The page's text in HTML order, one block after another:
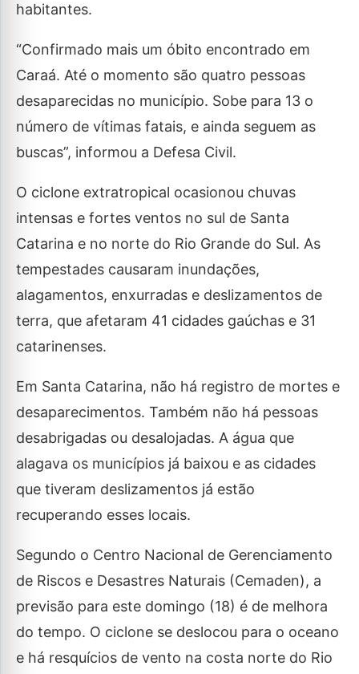
habitantes.
“Confirmado mais um óbito encontrado em
Caraá. Até o momento são quatro pessoas
desaparecidas no município. Sobe para 13 o
número de vítimas fatais, e ainda seguem as
buscas”, informou a Defesa Civil.
O ciclone extratropical ocasionou chuvas
intensas e fortes ventos no sul de Santa
Catarina e no norte do Rio Grande do Sul. As
tempestades causaram inundações,
alagamentos, enxurradas e deslizamentos de
terra, que afetaram 41 cidades gaúchas e 31
catarinenses.
Em Santa Catarina, não há registro de mortes e
desaparecimentos. Também não há pessoas
desabrigadas ou desalojadas. A água que
alagava os municípios já baixou e as cidades
que tiveram deslizamentos já estão
recuperando esses locais.
Segundo o Centro Nacional de Gerenciamento
de Riscos e Desastres Naturais (Cemaden), a
previsão para este domingo (18) é de melhora
do tempo. O ciclone se deslocou para o oceano
e há resquícios de vento na costa norte do Rio